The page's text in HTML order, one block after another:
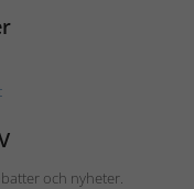
och nyheter.